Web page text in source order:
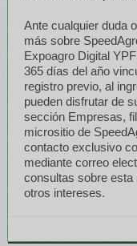
Ante cualquier duda
más sobre
Expoagro Digital
365 días del año
registro previo, al
pueden disfrutar de
sección Empresas,
micrositio de
contacto exclusivo
mediante correo
consultas sobre esta
otros intereses.